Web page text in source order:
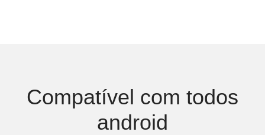
Compatível com todos
android